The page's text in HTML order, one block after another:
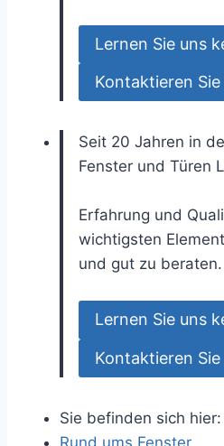
Lernen Sie uns
Kontaktieren Sie
Seit 20 Jahren in
Fenster und Türen
Erfahrung und
wichtigsten
und gut zu beraten.
Lernen Sie uns
Kontaktieren Sie
Sie befinden sich hier:
Rund ums Fenster